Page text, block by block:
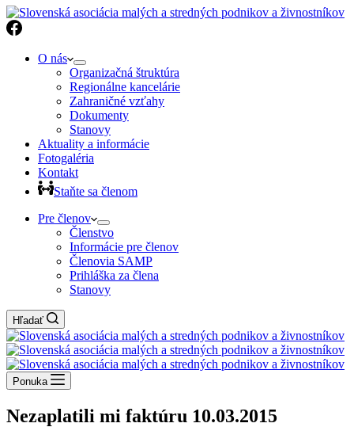
O nás
Organizačná štruktúra
Regionálne kancelárie
Zahraničné vzťahy
Dokumenty
Stanovy
Aktuality a informácie
Fotogaléria
Kontakt
Staňte sa členom
Pre členov
Členstvo
Informácie pre členov
Členovia SAMP
Prihláška za člena
Stanovy
Hľadať
Ponuka
Nezaplatili mi faktúru 10.03.2015